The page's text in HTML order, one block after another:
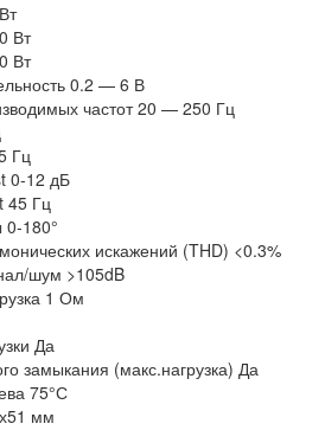
Вт
Вт
0.2 — 6 В
частот 20 — 250 Гц
Гц
0-12 дБ
45 Гц
0-180°
искажений (THD) <0.3%
шум >105dB
1 Ом
Да
замыкания (макс.нагрузка) Да
75°С
мм